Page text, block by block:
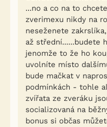
...no a co na to
zverimexu nikdy na
neseženete
až střední......budete
jenomže to že ho
uvolníte místo
bude mačkat v
podmínkách - tohle
zvířata ze zveráku
socializovaná na
bonus si občas